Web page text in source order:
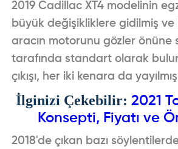
2019 Cadillac XT4 modelinin
büyük değişikliklere gidilmiş ve
aracın motorunu gözler önüne
tarafında standart olarak
çıkışı, her iki kenara da
İlginizi Çekebilir:2021
Konsepti, Fiyatı ve
2018'de çıkan bazı